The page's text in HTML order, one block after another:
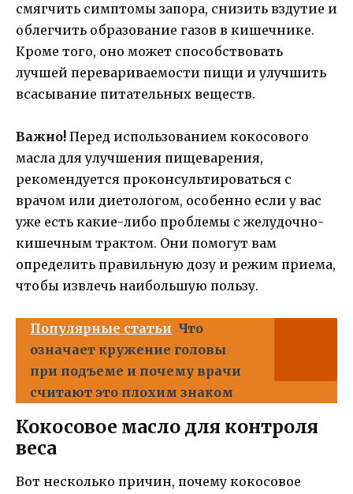
смягчить симптомы запора, снизить вздутие и
облегчить образование газов в кишечнике.
Кроме того, оно может способствовать
лучшей перевариваемости пищи и улучшить
всасывание питательных веществ.
Важно! Перед использованием кокосового
масла для улучшения пищеварения,
рекомендуется проконсультироваться с
врачом или диетологом, особенно если у вас
уже есть какие-либо проблемы с желудочно-
кишечным трактом. Они помогут вам
определить правильную дозу и режим приема,
чтобы извлечь наибольшую пользу.
Популярные статьи Что
означает кружение головы
при подъеме и почему врачи
считают это плохим знаком
Кокосовое масло для контроля
веса
Вот несколько причин, почему кокосовое